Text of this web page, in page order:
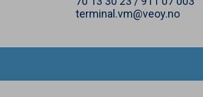
terminal.vm@veoy.no